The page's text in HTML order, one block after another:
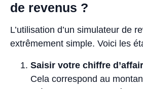
de revenus ?
L’utilisation d’un simulateur de
extrêmement simple. Voici les
Saisir votre chiffre
Cela correspond au